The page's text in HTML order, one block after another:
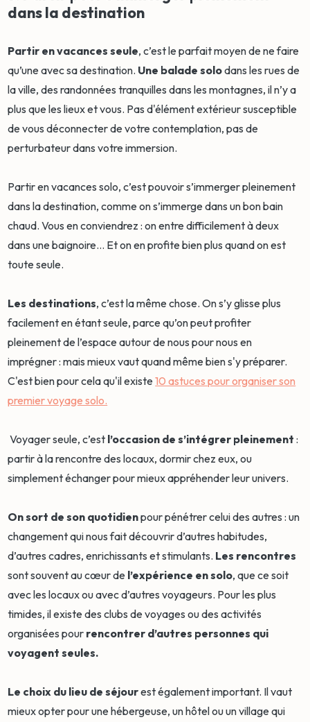
dans la destination
Partir en vacances seule, c’est le parfait moyen de ne faire
qu’une avec sa destination. Une balade solodans les rues de
la ville, des randonnées tranquilles dans les montagnes, il n’y a
plus que les lieux et vous. Pas d'élément extérieur susceptible
de vous déconnecter de votre contemplation, pas de
perturbateur dans votre immersion.
Partir en vacances solo, c’est pouvoir s’immerger pleinement
dans la destination, comme on s’immerge dans un bon bain
chaud. Vous en conviendrez : on entre difficilement à deux
dans une baignoire… Et on en profite bien plus quand on est
toute seule.
Les destinations, c’est la même chose. On s’y glisse plus
facilement en étant seule, parce qu’on peut profiter
pleinement de l’espace autour de nous pour nous en
imprégner : mais mieux vaut quand même bien s'y préparer.
C'est bien pour cela qu'il existe10 astuces pour organiser son
premier voyage solo.
Voyager seule, c’est l’occasion de s’intégrer pleinement :
partir à la rencontre des locaux, dormir chez eux, ou
simplement échanger pour mieux appréhender leur univers.
On sort de son quotidienpour pénétrer celui des autres : un
changement qui nous fait découvrir d’autres habitudes,
d’autres cadres, enrichissants et stimulants. Les rencontres
sont souvent au cœur de l’expérience en solo, que ce soit
avec les locaux ou avec d’autres voyageurs. Pour les plus
timides, il existe des clubs de voyages ou des activités
organisées pour rencontrer d’autres personnes qui
voyagent seules.
Le choix du lieu de séjourest également important. Il vaut
mieux opter pour une hébergeuse, un hôtel ou un village qui